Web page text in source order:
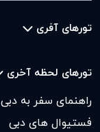
تورهای آفری
تورهای لحظه آخری
راهنمای سفر به دبی
فستیوال های دبی